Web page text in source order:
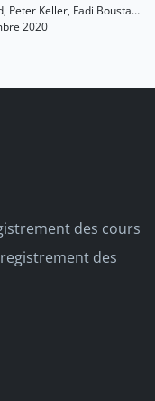
Peter Keller, Fadi Boustani,
Sarah Dominique
2020
des cours
des